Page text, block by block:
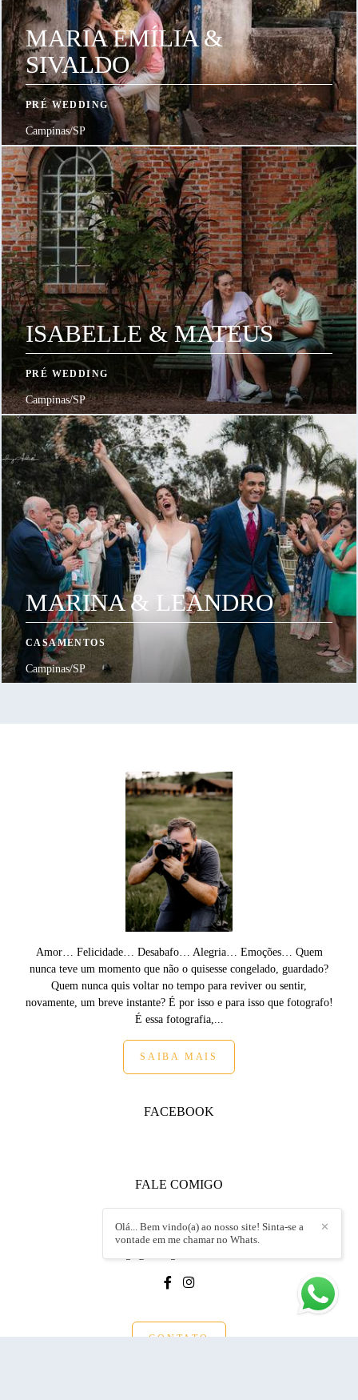
MARIA EMÍLIA &
SIVALDO
PRÉ WEDDING
Campinas/SP
ISABELLE & MATEUS
PRÉ WEDDING
Campinas/SP
MARINA & LEANDRO
CASAMENTOS
Campinas/SP
Amor… Felicidade… Desabafo… Alegria… Emoções… Quem
nunca teve um momento que não o quisesse congelado, guardado?
Quem nunca quis voltar no tempo para reviver ou sentir,
novamente, um breve instante? É por isso e para isso que fotografo!
É essa fotografia,...
SAIBA MAIS
FACEBOOK
FALE COMIGO
Enviar mensagem
CONTATO
✕
Olá... Bem vindo(a) ao nosso site! Sinta-se a
vontade em me chamar no Whats.